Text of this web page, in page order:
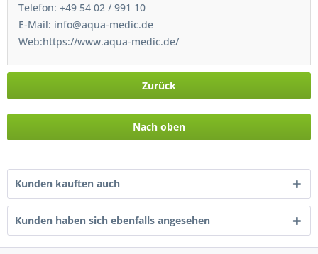
Telefon: +49 54 02 / 991 10
E-Mail: info@aqua-medic.de
Web:https://www.aqua-medic.de/
Zurück
Nach oben
Kunden kauften auch
Kunden haben sich ebenfalls angesehen